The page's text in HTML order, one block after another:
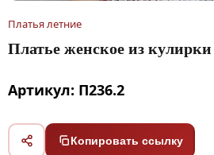
Платья летние
Платье женское из кулирки
Артикул: П236.2
Копировать ссылку